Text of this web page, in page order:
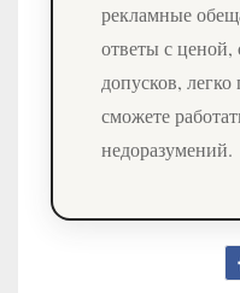
рекламные
ответы с
допусков,
сможете
недоразумений.